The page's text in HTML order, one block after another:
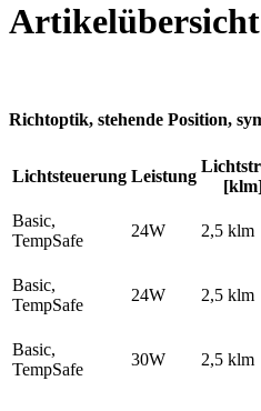
Artikelübersicht
Richtoptik, stehende Position,
Lichtsteuerung Leistung
Basic,
TempSafe
24W 2,5 klm
Basic,
TempSafe
24W 2,5 klm
Basic,
TempSafe
30W 2,5 klm